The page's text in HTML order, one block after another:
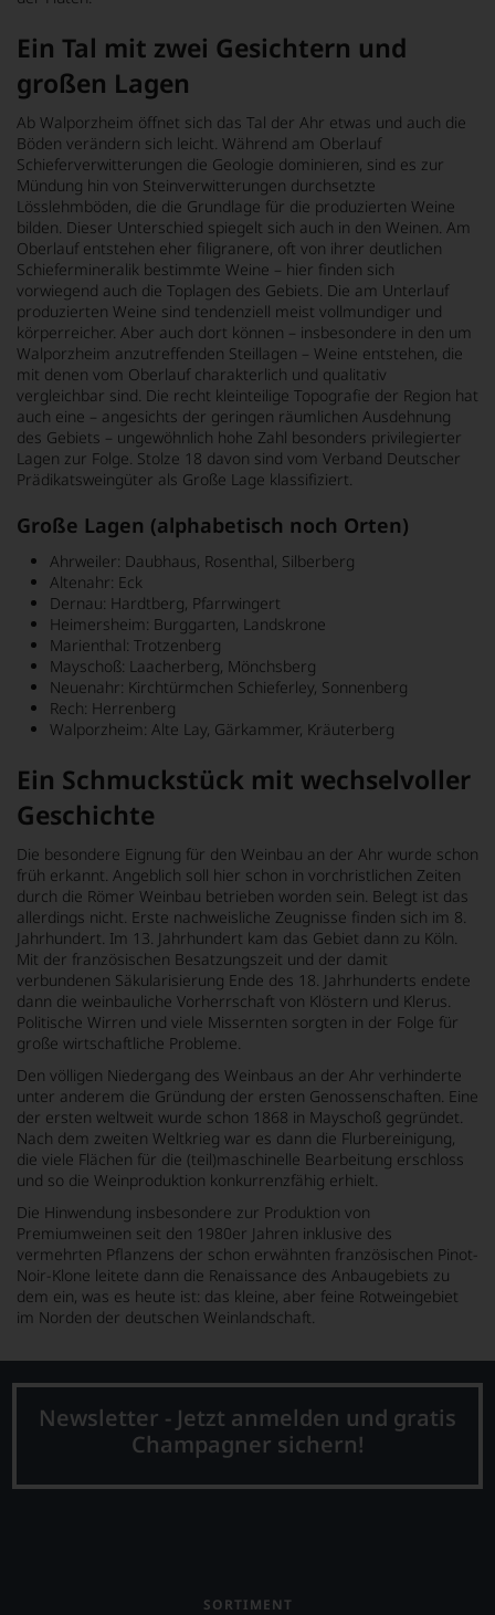
Ein Tal mit zwei Gesichtern und
großen Lagen
Ab Walporzheim öffnet sich das Tal der Ahr etwas und auch die
Böden verändern sich leicht. Während am Oberlauf
Schieferverwitterungen die Geologie dominieren, sind es zur
Mündung hin von Steinverwitterungen durchsetzte
Lösslehmböden, die die Grundlage für die produzierten Weine
bilden. Dieser Unterschied spiegelt sich auch in den Weinen. Am
Oberlauf entstehen eher filigranere, oft von ihrer deutlichen
Schiefermineralik bestimmte Weine – hier finden sich
vorwiegend auch die Toplagen des Gebiets. Die am Unterlauf
produzierten Weine sind tendenziell meist vollmundiger und
körperreicher. Aber auch dort können – insbesondere in den um
Walporzheim anzutreffenden Steillagen – Weine entstehen, die
mit denen vom Oberlauf charakterlich und qualitativ
vergleichbar sind. Die recht kleinteilige Topografie der Region hat
auch eine – angesichts der geringen räumlichen Ausdehnung
des Gebiets – ungewöhnlich hohe Zahl besonders privilegierter
Lagen zur Folge. Stolze 18 davon sind vom Verband Deutscher
Prädikatsweingüter als Große Lage klassifiziert.
Große Lagen (alphabetisch noch Orten)
Ahrweiler: Daubhaus, Rosenthal, Silberberg
Altenahr: Eck
Dernau: Hardtberg, Pfarrwingert
Heimersheim: Burggarten, Landskrone
Marienthal: Trotzenberg
Mayschoß: Laacherberg, Mönchsberg
Neuenahr: Kirchtürmchen Schieferley, Sonnenberg
Rech: Herrenberg
Walporzheim: Alte Lay, Gärkammer, Kräuterberg
Ein Schmuckstück mit wechselvoller
Geschichte
Die besondere Eignung für den Weinbau an der Ahr wurde schon
früh erkannt. Angeblich soll hier schon in vorchristlichen Zeiten
durch die Römer Weinbau betrieben worden sein. Belegt ist das
allerdings nicht. Erste nachweisliche Zeugnisse finden sich im 8.
Jahrhundert. Im 13. Jahrhundert kam das Gebiet dann zu Köln.
Mit der französischen Besatzungszeit und der damit
verbundenen Säkularisierung Ende des 18. Jahrhunderts endete
dann die weinbauliche Vorherrschaft von Klöstern und Klerus.
Politische Wirren und viele Missernten sorgten in der Folge für
große wirtschaftliche Probleme.
Den völligen Niedergang des Weinbaus an der Ahr verhinderte
unter anderem die Gründung der ersten Genossenschaften. Eine
der ersten weltweit wurde schon 1868 in Mayschoß gegründet.
Nach dem zweiten Weltkrieg war es dann die Flurbereinigung,
die viele Flächen für die (teil)maschinelle Bearbeitung erschloss
und so die Weinproduktion konkurrenzfähig erhielt.
Die Hinwendung insbesondere zur Produktion von
Premiumweinen seit den 1980er Jahren inklusive des
vermehrten Pflanzens der schon erwähnten französischen Pinot-
Noir-Klone leitete dann die Renaissance des Anbaugebiets zu
dem ein, was es heute ist: das kleine, aber feine Rotweingebiet
im Norden der deutschen Weinlandschaft.
Newsletter - Jetzt anmelden und gratis
Champagner sichern!
SORTIMENT